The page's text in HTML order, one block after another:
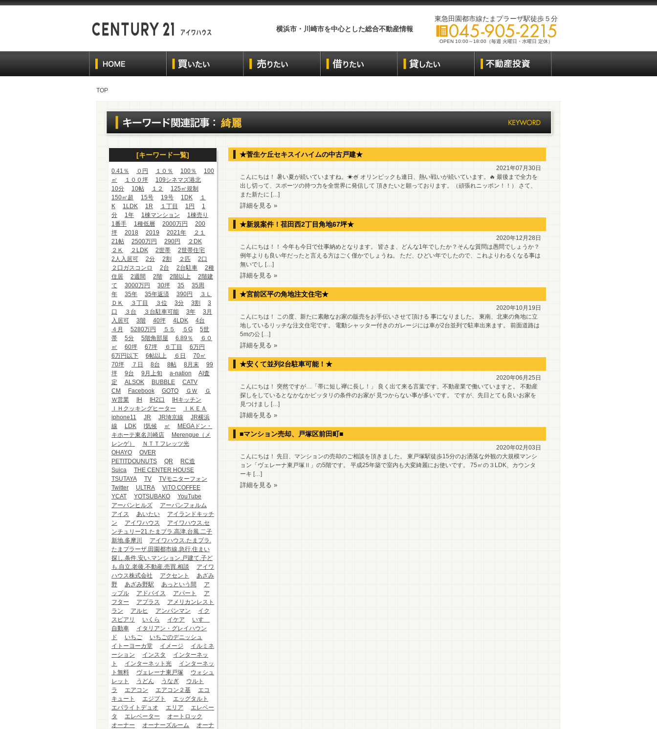
横浜市・川崎市を中心とした総合不動産情報
東急田園都市線たまプラーザ駅徒歩５分
OPEN 10:00～18:00（毎週 火曜日・水曜日 定休）
TOP
綺麗
[キーワード一覧]
0.41％ ０円 １０％ 100％
100
㎡
１００坪
109シネマズ港北
10分
10帖 １２
125㎡規制
150㎡超
15号 19号 1DK
１
K
1LDK 1R １丁目 1円
1
分
1年 1棟マンション
1棟売り
1番手
1種低層 2000万円
200
坪
2018 2019 2021年
２１
21帖
2500万円 290円
２DK
２Ｋ
２LDK 2世帯
2世帯住宅
2人入居可
2分 2割 ２匹
2口
２口ガスコンロ
2台 2台駐車
2種
住居
2週間 2階 2階以上
2階建
て
3000万円 30坪 35
35周
年
35年 35年返済 390円
３Ｌ
ＤＫ
３丁目 ３位 3分 3割
3
口
３台 ３台駐車可能 3年
3月
入居可
3階 40坪 4LDK
4台
４月
5280万円 ５５ ５G
5世
帯
5分 5階角部屋 6.89％
６０
㎡
60坪 67坪 ６丁目
6万円
6万円以下
6帖以上 ６日
70㎡
70坪
７日 8台 8帖 8月末
99
坪
9台 9月上旬 a-nation
AI査
定
ALSOK BUBBLE
CATV
CM
Facebook GOTO ＧＷ
Ｇ
Ｗ営業
IH IH2口
IHキッチン
ＩＨクッキングヒーター
ＩＫＥＡ
iphone11
JR JR埼京線
JR横浜
線
LDK l気候 ㎡
MEGAドン・
キホーテ東名川崎店
Merengue（メ
レンゲ）
ＮＴＴフレッツ光
OHAYO
OVER
PETITDOUNUTS
QR
RC造
Suica
THE CENTER HOUSE
TSUTAYA
TV
TVモニターフォン
Twitter
ULTRA
ViTO COFFEE
YCAT
YOTSUBAKO
YouTube
アーバンヒルズ
アーバンフォルム
アイス
あいたい
アイランドキッチ
ン
アイワハウス
アイワハウス.セ
ンチュリー21.たまプラ.高津.台風.二子
新地.多摩川
アイワハウス.たまプラ.
たまプラーザ.田園都市線.急行.住まい
探し.条件.安い.マンション.戸建て.子ど
も.自立.老後.不動産.売買.相談
アイワ
ハウス株式会社
アクセント
あざみ
野
あざみ野駅 あっという間
ア
ップル
アドバイス アパート
ア
フター
アプラス
アメリカンレスト
ラン
アルヒ アンパンマン
イク
スピアリ
いくら イケア
いすゞ
自動車
イタリアン・グレイハウン
ド
いちご
いちごのデニッシュ
イトーヨーカ堂
イメージ
イルミネ
ーション
インスタ
インターネッ
ト
インターネット光
インターネッ
ト無料
ヴェレーナ東戸塚
ウォシュ
レット
うどん うなぎ
ウルト
ラ
エアコン エアコン２基
エコ
キュート
エジプト
エッグタルト
エバライトデュオ
エリア
エレベー
タ
エレベーター
オートロック
オーナー
オーナーズルーム
オーナ
★菅生ケ丘セキスイハイムの中古戸建★
2021年07月30日
こんにちは！ 暑い夏が続いていますね。☀🍧 オリンピックも連日、熱い戦いが続いています。🔥 最後まで全力を
出し切って、スポーツの持つ力を全世界に発信して 頂きたいと願っております。（頑張れニッポン！！） さて、
また新たに […]
詳細を見る »
★新規案件！荏田西2丁目角地67坪★
2020年12月28日
こんにちは！！ 今年も今日で仕事納めとなります。 皆さま、どんな1年でしたか？そんな質問は愚問でしょうか？
例年よりも良い年だったと言える方はごく僅かでしょうね。 ただ、ひどい年でしたので、これよりわるくなる事は
無いでし […]
詳細を見る »
★宮前区平の角地注文住宅★
2020年10月19日
こんにちは！ この度、新たに素敵なお家の販売をお手伝いさせて頂ける 事になりました。 東南、北東の角地に立
地しているリッチな注文住宅です。 電動シャッター付きのガレージには車が2台並列で駐車出来ます。 前面道路は
5mの公 […]
詳細を見る »
★安くて並列2台駐車可能！★
2020年06月25日
こんにちは！ 突然ですが…「帯に短し襷に長し！」 良く出て来る言葉です。不動産業で働いていますと。 不動産
探しをしているとなかなかピッタリの条件のお家が 見つからない事が多いです。 ですが、先日とても良いお家を
見つけまし […]
詳細を見る »
■マンション売却、戸塚区前田町■
2020年02月03日
こんにちは！ 先日、マンションの売却のご相談を頂きました。 東戸塚駅徒歩15分のお洒落な外観の大規模マンシ
ョン「ヴェレーナ東戸塚Ⅱ」の5階です。 平成25年築で室内も大変綺麗にお使いです。 75㎡の３LDK、カウンタ
ーキ […]
詳細を見る »